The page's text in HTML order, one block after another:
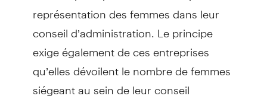
représentation des femmes dans leur
conseil d’administration. Le principe
exige également de ces entreprises
qu’elles dévoilent le nombre de femmes
siégeant au sein de leur conseil